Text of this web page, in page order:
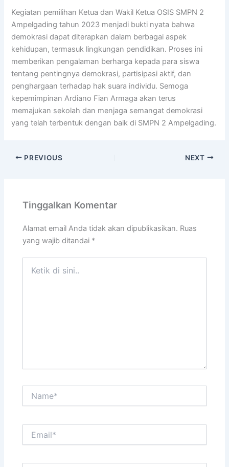
Kegiatan pemilihan Ketua dan Wakil Ketua OSIS SMPN 2
Ampelgading tahun 2023 menjadi bukti nyata bahwa
demokrasi dapat diterapkan dalam berbagai aspek
kehidupan, termasuk lingkungan pendidikan. Proses ini
memberikan pengalaman berharga kepada para siswa
tentang pentingnya demokrasi, partisipasi aktif, dan
penghargaan terhadap hak suara individu. Semoga
kepemimpinan Ardiano Fian Armaga akan terus
memajukan sekolah dan menjaga semangat demokrasi
yang telah terbentuk dengan baik di SMPN 2 Ampelgading.
PREVIOUS NEXT
Tinggalkan Komentar
Alamat email Anda tidak akan dipublikasikan. Ruas
yang wajib ditandai *